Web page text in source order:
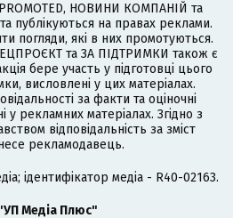
НОВИНИ КОМПАНІЙ та
публікуються на правах реклами.
погляди, які в них промотуються.
та ЗА ПІДТРИМКИ також є
бере участь у підготовці цього
висловлені у цих матеріалах.
за факти та оціночні
рекламних матеріалах. Згідно з
відповідальність за зміст
рекламодавець.
ідентифікатор медіа - R40-02163.
Медіа Плюс"